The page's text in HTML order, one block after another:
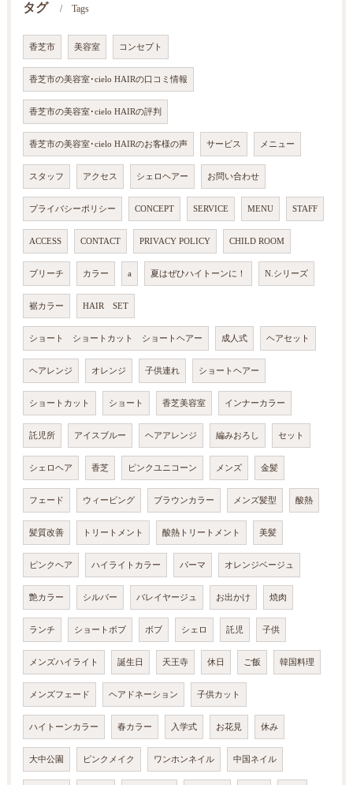
タグ Tags
香芝市 美容室 コンセプト
香芝市の美容室･cielo HAIRの口コミ情報
香芝市の美容室･cielo HAIRの評判
香芝市の美容室･cielo HAIRのお客様の声 サービス メニュー
スタッフ アクセス シェロヘアー お問い合わせ
プライバシーポリシー CONCEPT SERVICE MENU STAFF
ACCESS CONTACT PRIVACY POLICY CHILD ROOM
ブリーチ カラー a 夏はぜひハイトーンに！ N.シリーズ
裾カラー HAIR SET
ショート ショートカット ショートヘアー 成人式 ヘアセット
ヘアレンジ オレンジ 子供連れ ショートヘアー
ショートカット ショート 香芝美容室 インナーカラー
託児所 アイスブルー ヘアアレンジ 編みおろし セット
シェロヘア 香芝 ピンクユニコーン メンズ 金髪
フェード ウィービング ブラウンカラー メンズ髪型 酸熱
髪質改善 トリートメント 酸熱トリートメント 美髪
ピンクヘア ハイライトカラー パーマ オレンジベージュ
艶カラー シルバー バレイヤージュ お出かけ 焼肉
ランチ ショートボブ ボブ シェロ 託児 子供
メンズハイライト 誕生日 天王寺 休日 ご飯 韓国料理
メンズフェード ヘアドネーション 子供カット
ハイトーンカラー 春カラー 入学式 お花見 休み
大中公園 ピンクメイク ワンホンネイル 中国ネイル